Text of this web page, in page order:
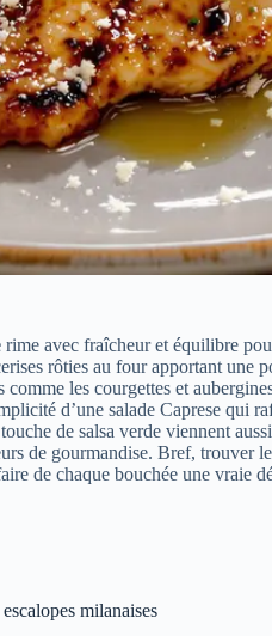
rime avec fraîcheur et équilibre
rôties au four apportant une
les courgettes et
d’une salade Caprese qui
de salsa verde viennent
de gourmandise. Bref, trouver
de chaque bouchée une vraie
milanaises